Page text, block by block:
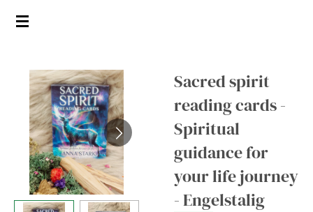
Ga
hoofdinhoud
Sacred spirit
reading cards -
Spiritual
guidance for
your life journey
- Engelstalig